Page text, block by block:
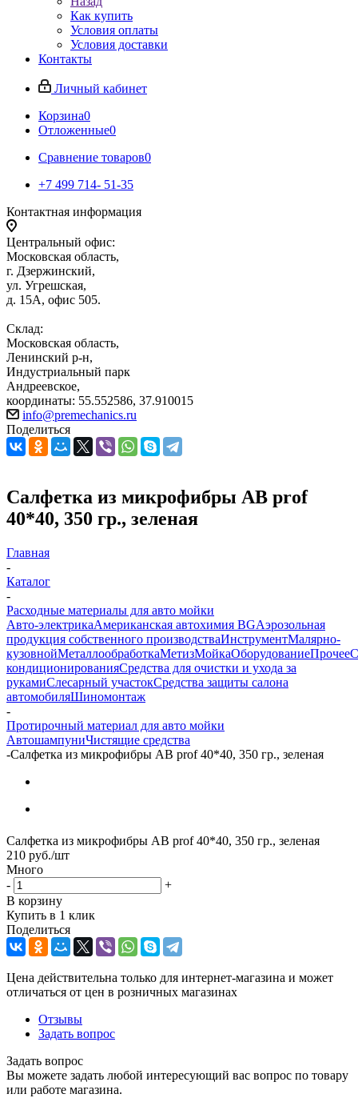
Как купить
Условия оплаты
Условия доставки
Контакты
Личный кабинет
Корзина0
Отложенные0
Сравнение товаров0
+7 499 714- 51-35
Контактная информация
Центральный офис:
Московская область,
г. Дзержинский,
ул. Угрешская,
д. 15А, офис 505.
Склад:
Московская область,
Ленинский р-н,
Индустриальный парк
Андреевское,
координаты: 55.552586, 37.910015
info@premechanics.ru
Поделиться
Салфетка из микрофибры AB prof
40*40, 350 гр., зеленая
Главная
-
Каталог
-
Расходные материалы для авто мойки
Авто-электрикаАмериканская автохимия BGАэрозольная
продукция собственного производстваИнструментМалярно-
кузовнойМеталлообработкаМетизМойкаОборудованиеПрочее
кондиционированияСредства для очистки и ухода за
рукамиСлесарный участокСредства защиты салона
автомобиляШиномонтаж
-
Протирочный материал для авто мойки
АвтошампуниЧистящие средства
-Салфетка из микрофибры AB prof 40*40, 350 гр., зеленая
Салфетка из микрофибры AB prof 40*40, 350 гр., зеленая
210 руб./шт
Много
-
+
В корзину
Купить в 1 клик
Поделиться
Цена действительна только для интернет-магазина и может
отличаться от цен в розничных магазинах
Отзывы
Задать вопрос
Задать вопрос
Вы можете задать любой интересующий вас вопрос по товару
или работе магазина.